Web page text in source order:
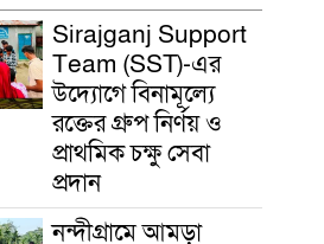
Sirajganj Support
Team (SST)-এর
উদ্যোগে বিনামূল্যে
রক্তের গ্রুপ নির্ণয় ও
প্রাথমিক চক্ষু সেবা
প্রদান
নন্দীগ্রামে আমড়া